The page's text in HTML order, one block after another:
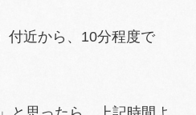
付近から、10分程度で